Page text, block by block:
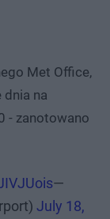
Met Office,
na
- zanotowano
—
July 18,